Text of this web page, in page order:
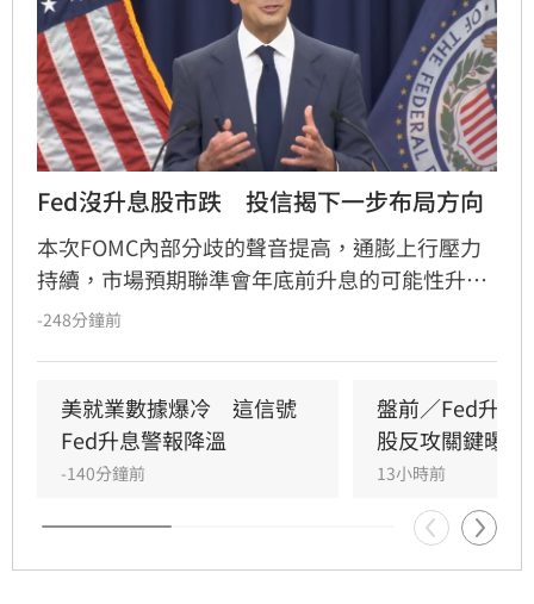
Fed沒升息股市跌　投信揭下一步布局方向
本次FOMC內部分歧的聲音提高，通膨上行壓力
持續，市場預期聯準會年底前升息的可能性升
高，凱基投信認為，升息確實會帶給金融市場波
搭配內部官員態度的分歧，使投資人質疑聯準會
在打壓通膨方面的決心。
-248分鐘前
美就業數據爆冷　這信號
Fed升息警報降溫
-140分鐘前
盤前／Fed升息
股反攻關鍵曝光
13小時前